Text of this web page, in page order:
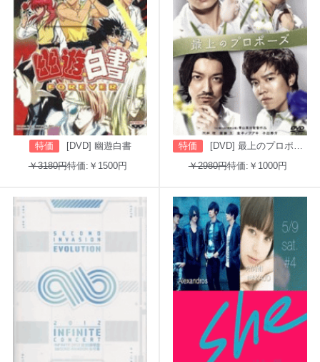
特価
[DVD] 幽遊白書
￥3180円特価:￥1500円
特価
[DVD] 最上のプロポーズ
￥2980円特価:￥1000円